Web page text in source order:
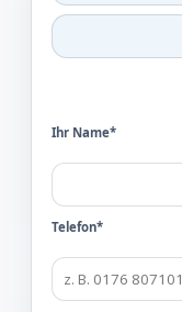
Ihr Name*
Telefon*